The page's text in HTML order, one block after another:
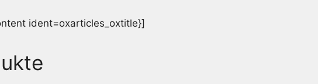
ident=oxarticles_oxtitle}]